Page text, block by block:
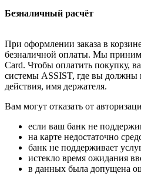
Безналичный расчёт
При оформлении заказа в
безналичной оплаты. Мы
Card. Чтобы оплатить покупку,
системы ASSIST, где вы должны
действия, имя держателя.
Вам могут отказать от
если ваш банк не
на карте недостаточно
банк не поддерживает
истекло время ожидания
в данных была допущена